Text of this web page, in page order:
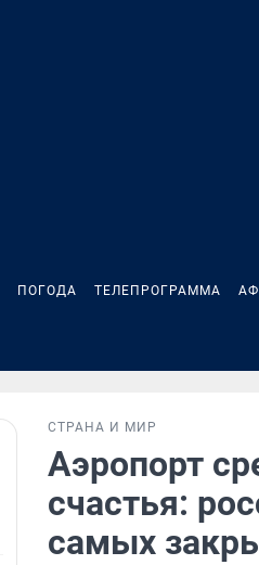
ПОГОДА ТЕЛЕПРОГРАММА
СТРАНА И МИР
Аэропорт
счастья:
самых